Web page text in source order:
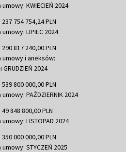
KWIECIEŃ 2024
754 754,24 PLN
LIPIEC 2024
817 240,00 PLN
umowy i aneksów:
GRUDZIEŃ 2024
800 000,00 PLN
PAŹDZIERNIK 2024
848 800,00 PLN
LISTOPAD 2024
000 000,00 PLN
STYCZEŃ 2025